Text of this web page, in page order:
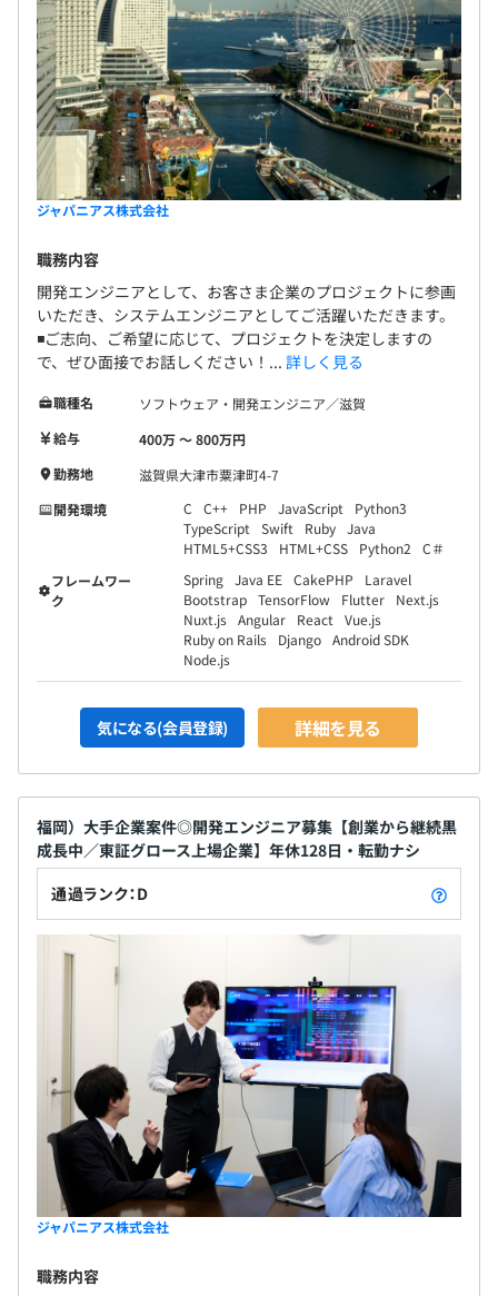
ジャパニアス株式会社
職務内容
開発エンジニアとして、お客さま企業のプロジェクトに参画
いただき、システムエンジニアとしてご活躍いただきます。
◾️ご志向、ご希望に応じて、プロジェクトを決定しますの
で、ぜひ面接でお話しください！... 詳しく見る
職種名
ソフトウェア・開発エンジニア／滋賀
給与
400万 〜 800万円
勤務地
滋賀県大津市粟津町4-7
開発環境
C C++ PHP JavaScript
Python3
TypeScript
Swift Ruby Java
HTML5+CSS3
HTML+CSS Python2
C＃
フレームワー
ク
Spring Java EE CakePHP
Laravel
Bootstrap TensorFlow Flutter
Next.js
Nuxt.js Angular React
Vue.js
Ruby on Rails
Django Android SDK
Node.js
気になる(会員登録) 詳細を見る
福岡）大手企業案件◎開発エンジニア募集【創業から継続黒
成長中／東証グロース上場企業】年休128日・転勤ナシ
通過ランク：D
ジャパニアス株式会社
職務内容